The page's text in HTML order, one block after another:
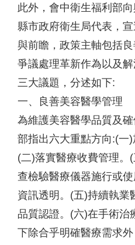
此外，會中衛生福利部
縣市政府衛生局代表，
與前瞻，政策主軸包括
爭議處理革新作為以及
三大議題，分述如下:
一、良善美容醫學管理
為維護美容醫學品質及
部指出六大重點方向:(一)
(二)落實醫療收費管理。
查檢驗醫療儀器施行或
資訊透明。(五)持續執業
品質認證。(六)在手術治
下除合乎明確醫療需求外